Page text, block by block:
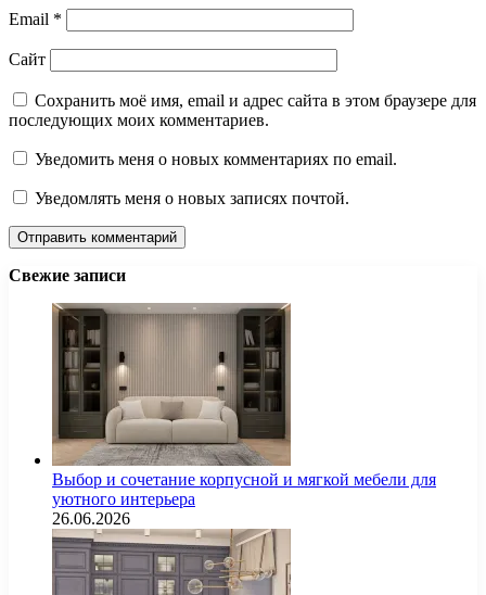
Email *
Сайт
Сохранить моё имя, email и адрес сайта в этом браузере для
последующих моих комментариев.
Уведомить меня о новых комментариях по email.
Уведомлять меня о новых записях почтой.
Свежие записи
Выбор и сочетание корпусной и мягкой мебели для
уютного интерьера
26.06.2026